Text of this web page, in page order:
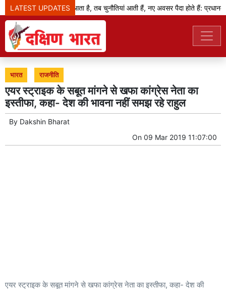
LATEST UPDATES
जब बदलाव का दौर आता है, तब चुनौतियां आती हैं, नए अवसर पैदा होते हैं: प्रधानमंत्री
भारत राजनीति
एयर स्ट्राइक के सबूत मांगने से खफा कांग्रेस नेता का
इस्तीफा, कहा- देश की भावना नहीं समझ रहे राहुल
By Dakshin Bharat
On 09 Mar 2019 11:07:00
एयर स्ट्राइक के सबूत मांगने से खफा कांग्रेस नेता का इस्तीफा, कहा- देश की